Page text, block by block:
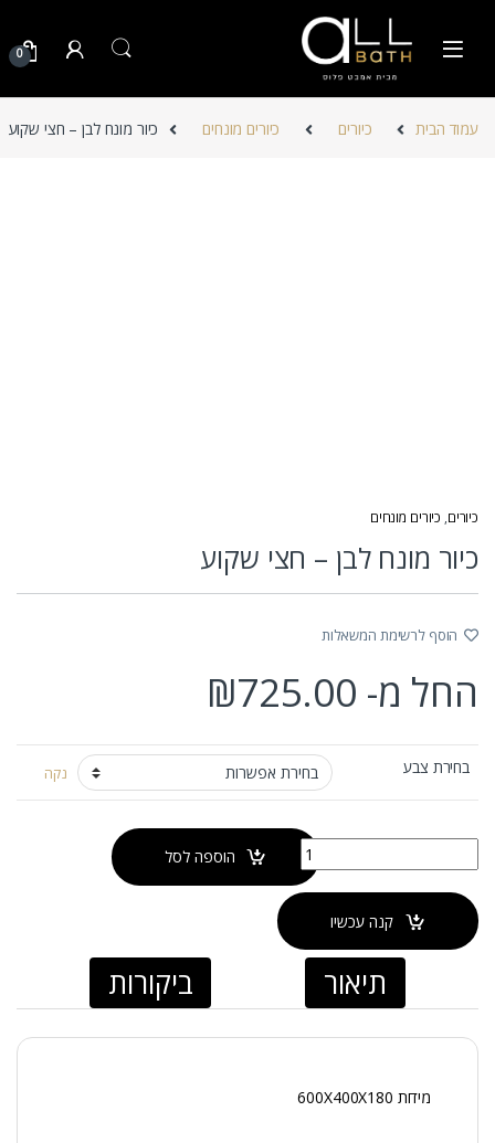
0
עמוד הבית כיורים כיורים מונחים כיור מונח לבן – חצי שקוע
כיורים, כיורים מונחים
כיור מונח לבן – חצי שקוע
הוסף לרשימת המשאלות
החל מ- ₪725.00
בחירת צבע נקה
כמות של כיור מונח לבן - חצי שקוע הוספה לסל
קנה עכשיו
תיאור ביקורות
מידות 600X400X180